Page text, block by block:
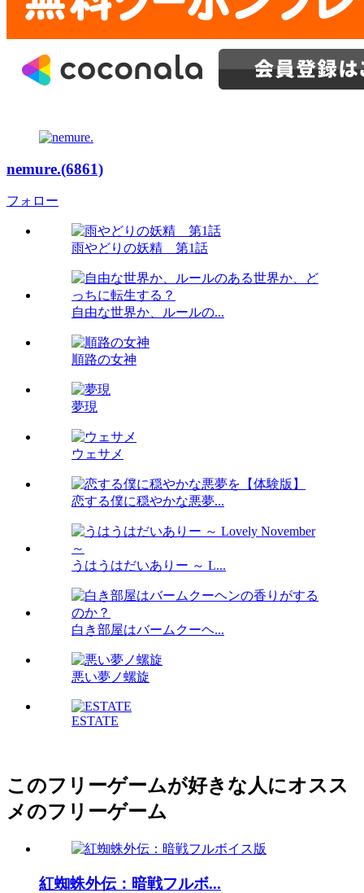
nemure.(6861)
フォロー
雨やどりの妖精 第1話
自由な世界か、ルールの...
順路の女神
夢現
ウェサメ
恋する僕に穏やかな悪夢...
うはうはだいありー ～ L...
白き部屋はバームクーヘ...
悪い夢ノ螺旋
ESTATE
このフリーゲームが好きな人にオスス
メのフリーゲーム
紅蜘蛛外伝：暗戦フルボ...